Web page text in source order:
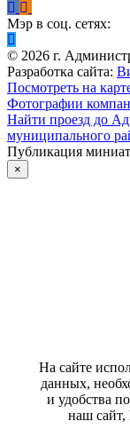
Мэр в соц. сетях:
© 2026 г.
Разработка сайта:
Посмотреть на
Фотографии
Найти проезд до
муниципального
Публикация
×
На сайте
данных,
и удобства
наш сайт,